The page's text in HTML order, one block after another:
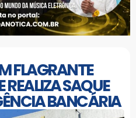
FLAGRANTE
SAQUE
BANCÁRIA